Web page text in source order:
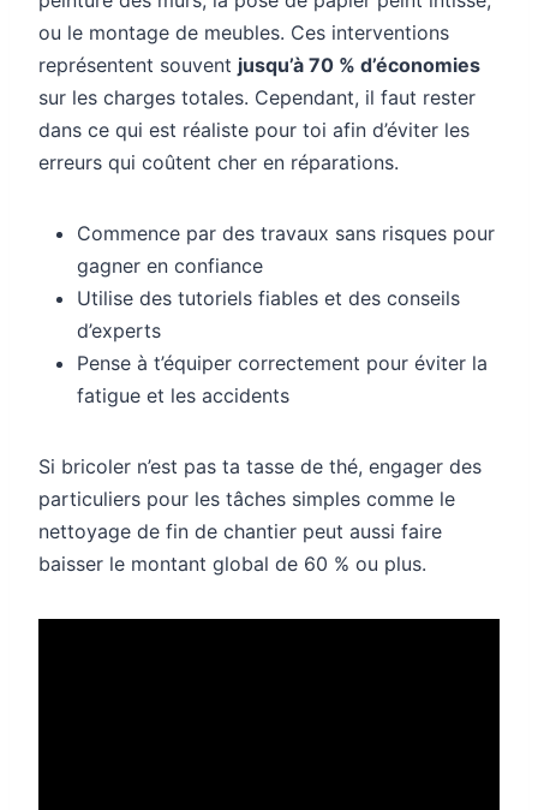
ou le montage de meubles. Ces interventions
représentent souvent jusqu’à 70 % d’économies
sur les charges totales. Cependant, il faut rester
dans ce qui est réaliste pour toi afin d’éviter les
erreurs qui coûtent cher en réparations.
Commence par des travaux sans risques pour
gagner en confiance
Utilise des tutoriels fiables et des conseils
d’experts
Pense à t’équiper correctement pour éviter la
fatigue et les accidents
Si bricoler n’est pas ta tasse de thé, engager des
particuliers pour les tâches simples comme le
nettoyage de fin de chantier peut aussi faire
baisser le montant global de 60 % ou plus.